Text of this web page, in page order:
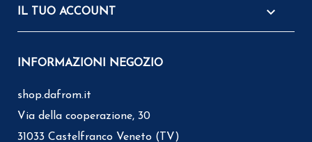
IL TUO ACCOUNT 
INFORMAZIONI NEGOZIO
shop.dafrom.it
Via della cooperazione, 30
31033 Castelfranco Veneto (TV)